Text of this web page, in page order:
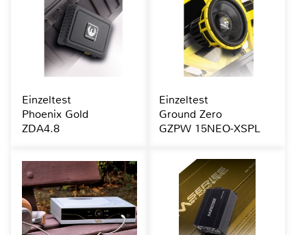
Einzeltest
Phoenix Gold
ZDA4.8
Einzeltest
Ground Zero
GZPW 15NEO-XSPL